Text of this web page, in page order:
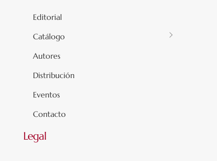
Editorial
Catálogo
Autores
Distribución
Eventos
Contacto
Legal